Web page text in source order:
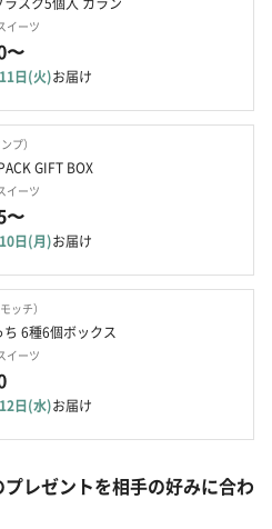
イーツ
〜
日(火)お届け
プ）
GIFT BOX
イーツ
〜
日(月)お届け
ッチ）
ち 6種6個ボックス
イーツ
日(水)お届け
レゼントを相手の好みに合わ